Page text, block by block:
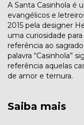
A Santa Casinhola é
evangélicos e
2015 pela designer
uma curiosidade
referência ao
palavra “Casinhola”
referência aquelas
de amor e ternura.
Saiba mais